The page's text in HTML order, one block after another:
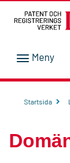
Startsida